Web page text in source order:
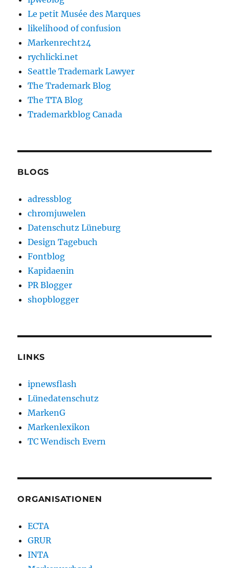
Le petit Musée des Marques
likelihood of confusion
Markenrecht24
rychlicki.net
Seattle Trademark Lawyer
The Trademark Blog
The TTA Blog
Trademarkblog Canada
BLOGS
adressblog
chromjuwelen
Datenschutz Lüneburg
Design Tagebuch
Fontblog
Kapidaenin
PR Blogger
shopblogger
LINKS
ipnewsflash
Lünedatenschutz
MarkenG
Markenlexikon
TC Wendisch Evern
ORGANISATIONEN
ECTA
GRUR
INTA